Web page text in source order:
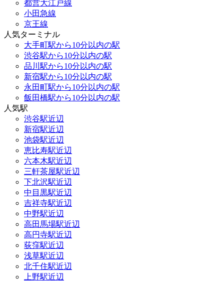
都営大江戸線
小田急線
京王線
人気ターミナル
大手町駅から10分以内の駅
渋谷駅から10分以内の駅
品川駅から10分以内の駅
新宿駅から10分以内の駅
永田町駅から10分以内の駅
飯田橋駅から10分以内の駅
人気駅
渋谷駅近辺
新宿駅近辺
池袋駅近辺
恵比寿駅近辺
六本木駅近辺
三軒茶屋駅近辺
下北沢駅近辺
中目黒駅近辺
吉祥寺駅近辺
中野駅近辺
高田馬場駅近辺
高円寺駅近辺
荻窪駅近辺
浅草駅近辺
北千住駅近辺
上野駅近辺